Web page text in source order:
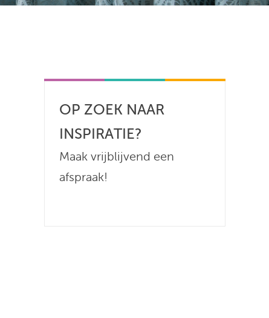
OP ZOEK NAAR
INSPIRATIE?
Maak vrijblijvend een
afspraak!